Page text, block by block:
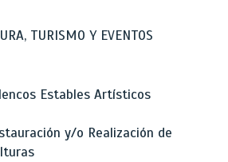
TURISMO Y EVENTOS
Estables Artísticos
y/o Realización de